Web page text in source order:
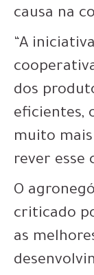
causa na
“A
dos
eficientes,
muito
rever esse
O
criticado
as